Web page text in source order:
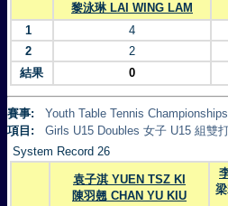
黎泳琳 LAI WING LAM
1
4
2
2
結果
0
賽事:
Youth Table Tennis
項目:
Girls U15 Doubles 女子 U15 組雙
System Record 26
袁子淇 YUEN TSZ KI
陳羽翹 CHAN YU KIU